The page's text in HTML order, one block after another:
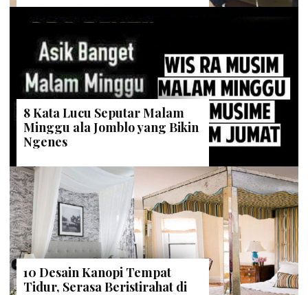
8 Kata Lucu Seputar Malam
Minggu ala Jomblo yang Bikin
Ngenes
10 Desain Kanopi Tempat
Tidur, Serasa Beristirahat di